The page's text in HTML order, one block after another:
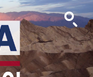
Suche